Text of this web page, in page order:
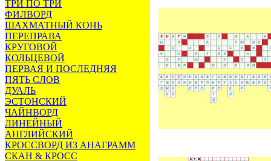
ТРИ ПО ТРИ
ФИЛВОРД
ШАХМАТНЫЙ КОНЬ
ПЕРЕПРАВА
КРУГОВОЙ
КОЛЬЦЕВОЙ
ПЕРВАЯ И ПОСЛЕДНЯЯ
ПЯТЬ СЛОВ
ДУАЛЬ
ЭСТОНСКИЙ
ЧАЙНВОРД
ЛИНЕЙНЫЙ
АНГЛИЙСКИЙ
КРОССВОРД ИЗ АНАГРАММ
СКАН & КРОСС